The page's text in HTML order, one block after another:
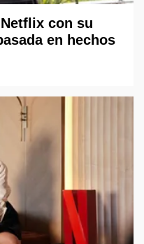
con su
en hechos